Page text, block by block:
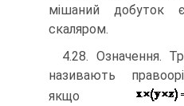
мішаний добуток
скаляром.
4.28. Означення.
називають
якщо